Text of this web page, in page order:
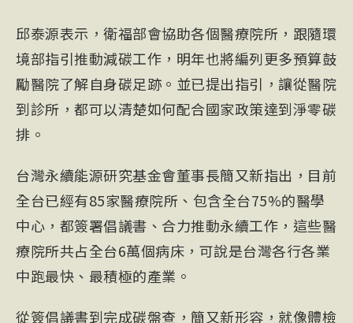
邱泰源表示，衛福部會協助各個醫療院所，跟隨環
境部指引推動減碳工作，明年也將編列更多預算鼓
勵醫院了解自身碳足跡。並已提出指引，讓從醫院
到診所，都可以清楚如何配合國家政策達到淨零碳
排。
台灣永續能源研究基金會董事長簡又新指出，目前
全台已經有85家醫療院所、包含全台75%的醫學
中心，都簽署倡議書、合力推動永續工作，這些醫
療院所共占全台6萬個病床，可說是台灣各行各業
中跑最快、最積極的產業。
從簽倡議書到完成碳盤查，簡又新形容，就像體檢